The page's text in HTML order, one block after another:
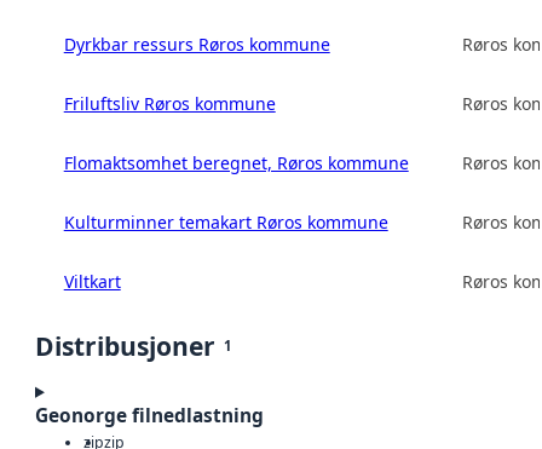
Dyrkbar ressurs Røros kommune Røros
Friluftsliv Røros kommune Røros
Flomaktsomhet beregnet, Røros kommune Røros
Kulturminner temakart Røros kommune Røros
Viltkart Røros
Distribusjoner 1
Geonorge filnedlastning
zipzip